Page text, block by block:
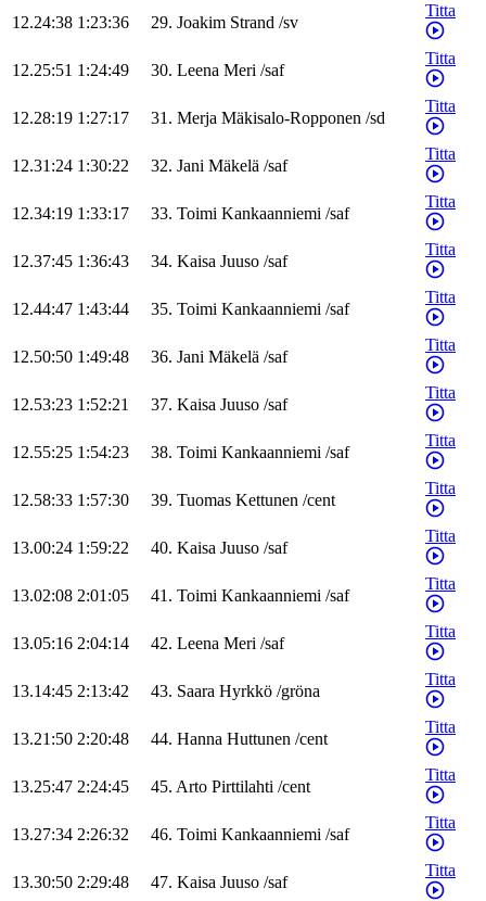
12.24:38 1:23:36 29. Joakim Strand /sv
Titta
12.25:51 1:24:49 30. Leena Meri /saf
Titta
12.28:19 1:27:17 31. Merja Mäkisalo-Ropponen /sd
Titta
12.31:24 1:30:22 32. Jani Mäkelä /saf
Titta
12.34:19 1:33:17 33. Toimi Kankaanniemi /saf
Titta
12.37:45 1:36:43 34. Kaisa Juuso /saf
Titta
12.44:47 1:43:44 35. Toimi Kankaanniemi /saf
Titta
12.50:50 1:49:48 36. Jani Mäkelä /saf
Titta
12.53:23 1:52:21 37. Kaisa Juuso /saf
Titta
12.55:25 1:54:23 38. Toimi Kankaanniemi /saf
Titta
12.58:33 1:57:30 39. Tuomas Kettunen /cent
Titta
13.00:24 1:59:22 40. Kaisa Juuso /saf
Titta
13.02:08 2:01:05 41. Toimi Kankaanniemi /saf
Titta
13.05:16 2:04:14 42. Leena Meri /saf
Titta
13.14:45 2:13:42 43. Saara Hyrkkö /gröna
Titta
13.21:50 2:20:48 44. Hanna Huttunen /cent
Titta
13.25:47 2:24:45 45. Arto Pirttilahti /cent
Titta
13.27:34 2:26:32 46. Toimi Kankaanniemi /saf
Titta
13.30:50 2:29:48 47. Kaisa Juuso /saf
Titta